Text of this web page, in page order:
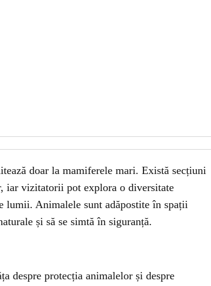
doar la mamiferele mari. Există secțiuni
iar vizitatorii pot explora o diversitate
lumii. Animalele sunt adăpostite în spații
și să se simtă în siguranță.
despre protecția animalelor și despre